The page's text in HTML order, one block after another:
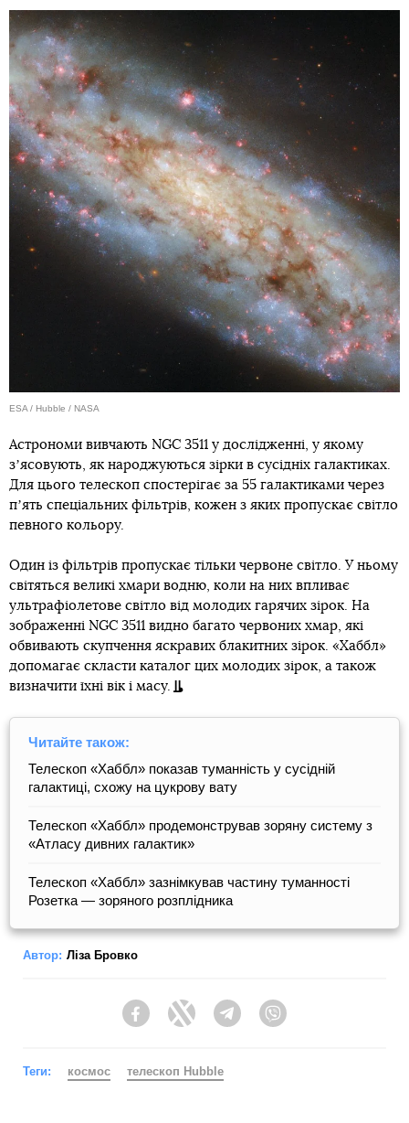
ESA / Hubble / NASA
Астрономи вивчають NGC 3511 у дослідженні, у якому
зʼясовують, як народжуються зірки в сусідніх галактиках.
Для цього телескоп спостерігає за 55 галактиками через
пʼять спеціальних фільтрів, кожен з яких пропускає світло
певного кольору.
Один із фільтрів пропускає тільки червоне світло. У ньому
світяться великі хмари водню, коли на них впливає
ультрафіолетове світло від молодих гарячих зірок. На
зображенні NGC 3511 видно багато червоних хмар, які
обвивають скупчення яскравих блакитних зірок. «Хаббл»
допомагає скласти каталог цих молодих зірок, а також
визначити їхні вік і масу.
Читайте також:
Телескоп «Хаббл» показав туманність у сусідній
галактиці, схожу на цукрову вату
Телескоп «Хаббл» продемонстрував зоряну систему з
«Атласу дивних галактик»
Телескоп «Хаббл» зазнімкував частину туманності
Розетка — зоряного розплідника
Автор: Ліза Бровко
FacebookTwitter Telegram
Теги: космос телескоп Hubble